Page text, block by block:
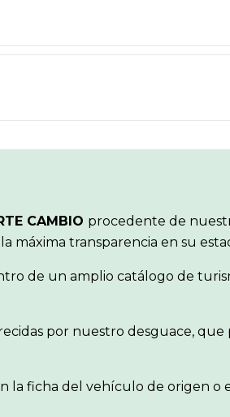
CAMBIO procedente de
máxima transparencia en su
de un amplio catálogo de
por nuestro desguace,
la ficha del vehículo de origen